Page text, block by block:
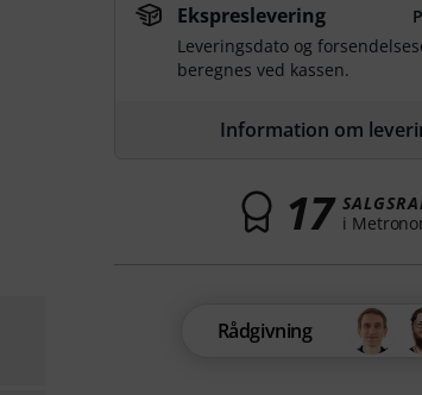
Ekspreslevering
Leveringsdato og
beregnes ved kassen.
Information om
17 i
Rådgivning